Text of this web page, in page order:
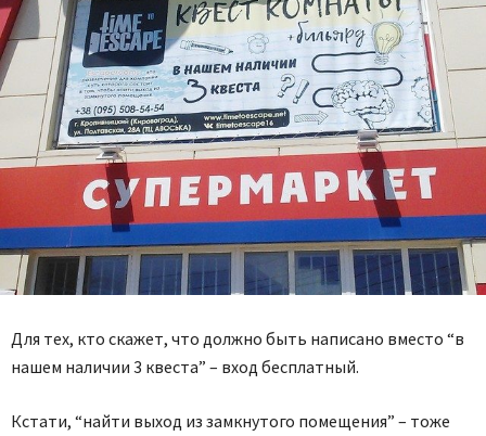
Для тех, кто скажет, что должно быть написано вместо “в
нашем наличии 3 квеста” – вход бесплатный.
Кстати, “найти выход из замкнутого помещения” – тоже